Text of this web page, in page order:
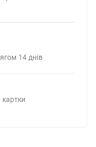
14 днів
картки